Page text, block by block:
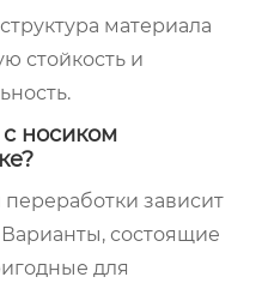
материала
стойкость и
носиком
зависит
состоящие
для